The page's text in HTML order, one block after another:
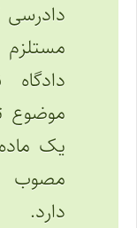
موضوع
یک
دارد.